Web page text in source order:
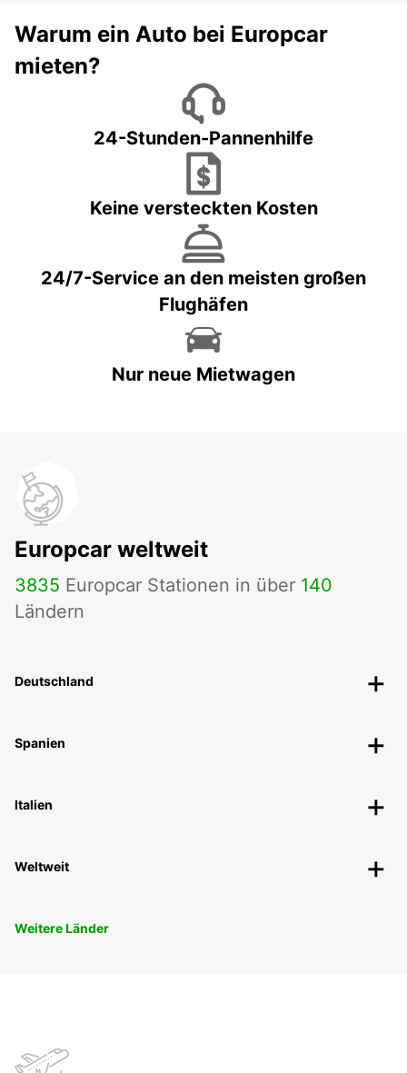
Warum ein Auto bei Europcar
mieten?
24-Stunden-Pannenhilfe
Keine versteckten Kosten
24/7-Service an den meisten großen
Flughäfen
Nur neue Mietwagen
Europcar weltweit
3835 Europcar Stationen in über 140
Ländern
Deutschland
Spanien
Italien
Weltweit
Weitere Länder